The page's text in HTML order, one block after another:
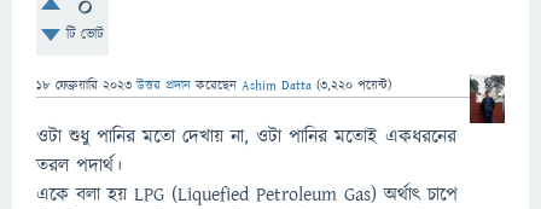
টি ভোট
18 ফেব্রুয়ারি 2023 উত্তর প্রদান করেছেন Ashim Datta (3,220 পয়েন্ট)
ওটা শুধু পানির মতো দেখায় না, ওটা পানির মতোই একধরনের
তরল পদার্থ।
একে বলা হয় LPG (Liquefied Petroleum Gas) অর্থাৎ চাপে